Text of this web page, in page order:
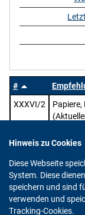
#
XXXVI/2
-
karton-
Hinweis zu Cookies
Diese Webseite
System. Diese
speichern und sind
verwenden und
Tracking-Cookies.